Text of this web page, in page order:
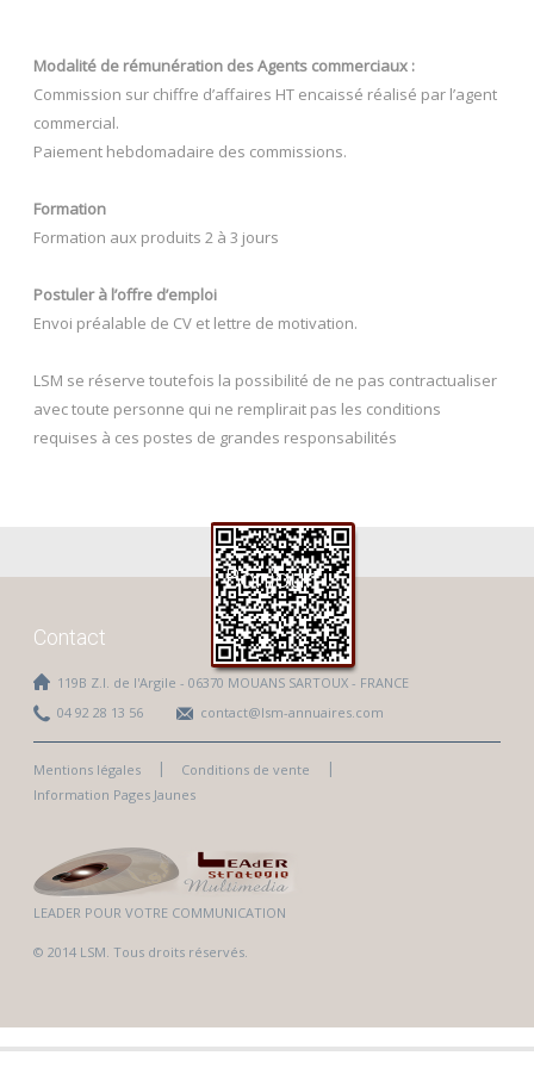
Modalité de rémunération des Agents commerciaux :
Commission sur chiffre d’affaires HT encaissé réalisé par l’agent
commercial.
Paiement hebdomadaire des commissions.
Formation
Formation aux produits 2 à 3 jours
Postuler à l’offre d’emploi
Envoi préalable de CV et lettre de motivation.
LSM se réserve toutefois la possibilité de ne pas contractualiser
avec toute personne qui ne remplirait pas les conditions
requises à ces postes de grandes responsabilités
Contact
Bonjour
119B Z.I. de l'Argile - 06370 MOUANS SARTOUX - FRANCE
04 92 28 13 56
contact@lsm-annuaires.com
Mentions légales
Conditions de vente
Information Pages Jaunes
LEADER POUR VOTRE COMMUNICATION
© 2014 LSM. Tous droits réservés.